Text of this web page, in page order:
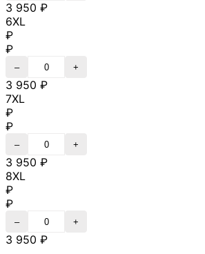
3 950 ₽
6XL
₽
₽
– +
3 950 ₽
7XL
₽
₽
– +
3 950 ₽
8XL
₽
₽
– +
3 950 ₽